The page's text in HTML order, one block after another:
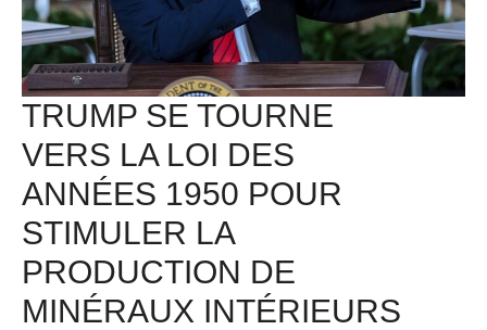
TRUMP SE TOURNE
VERS LA LOI DES
ANNÉES 1950 POUR
STIMULER LA
PRODUCTION DE
MINÉRAUX INTÉRIEURS